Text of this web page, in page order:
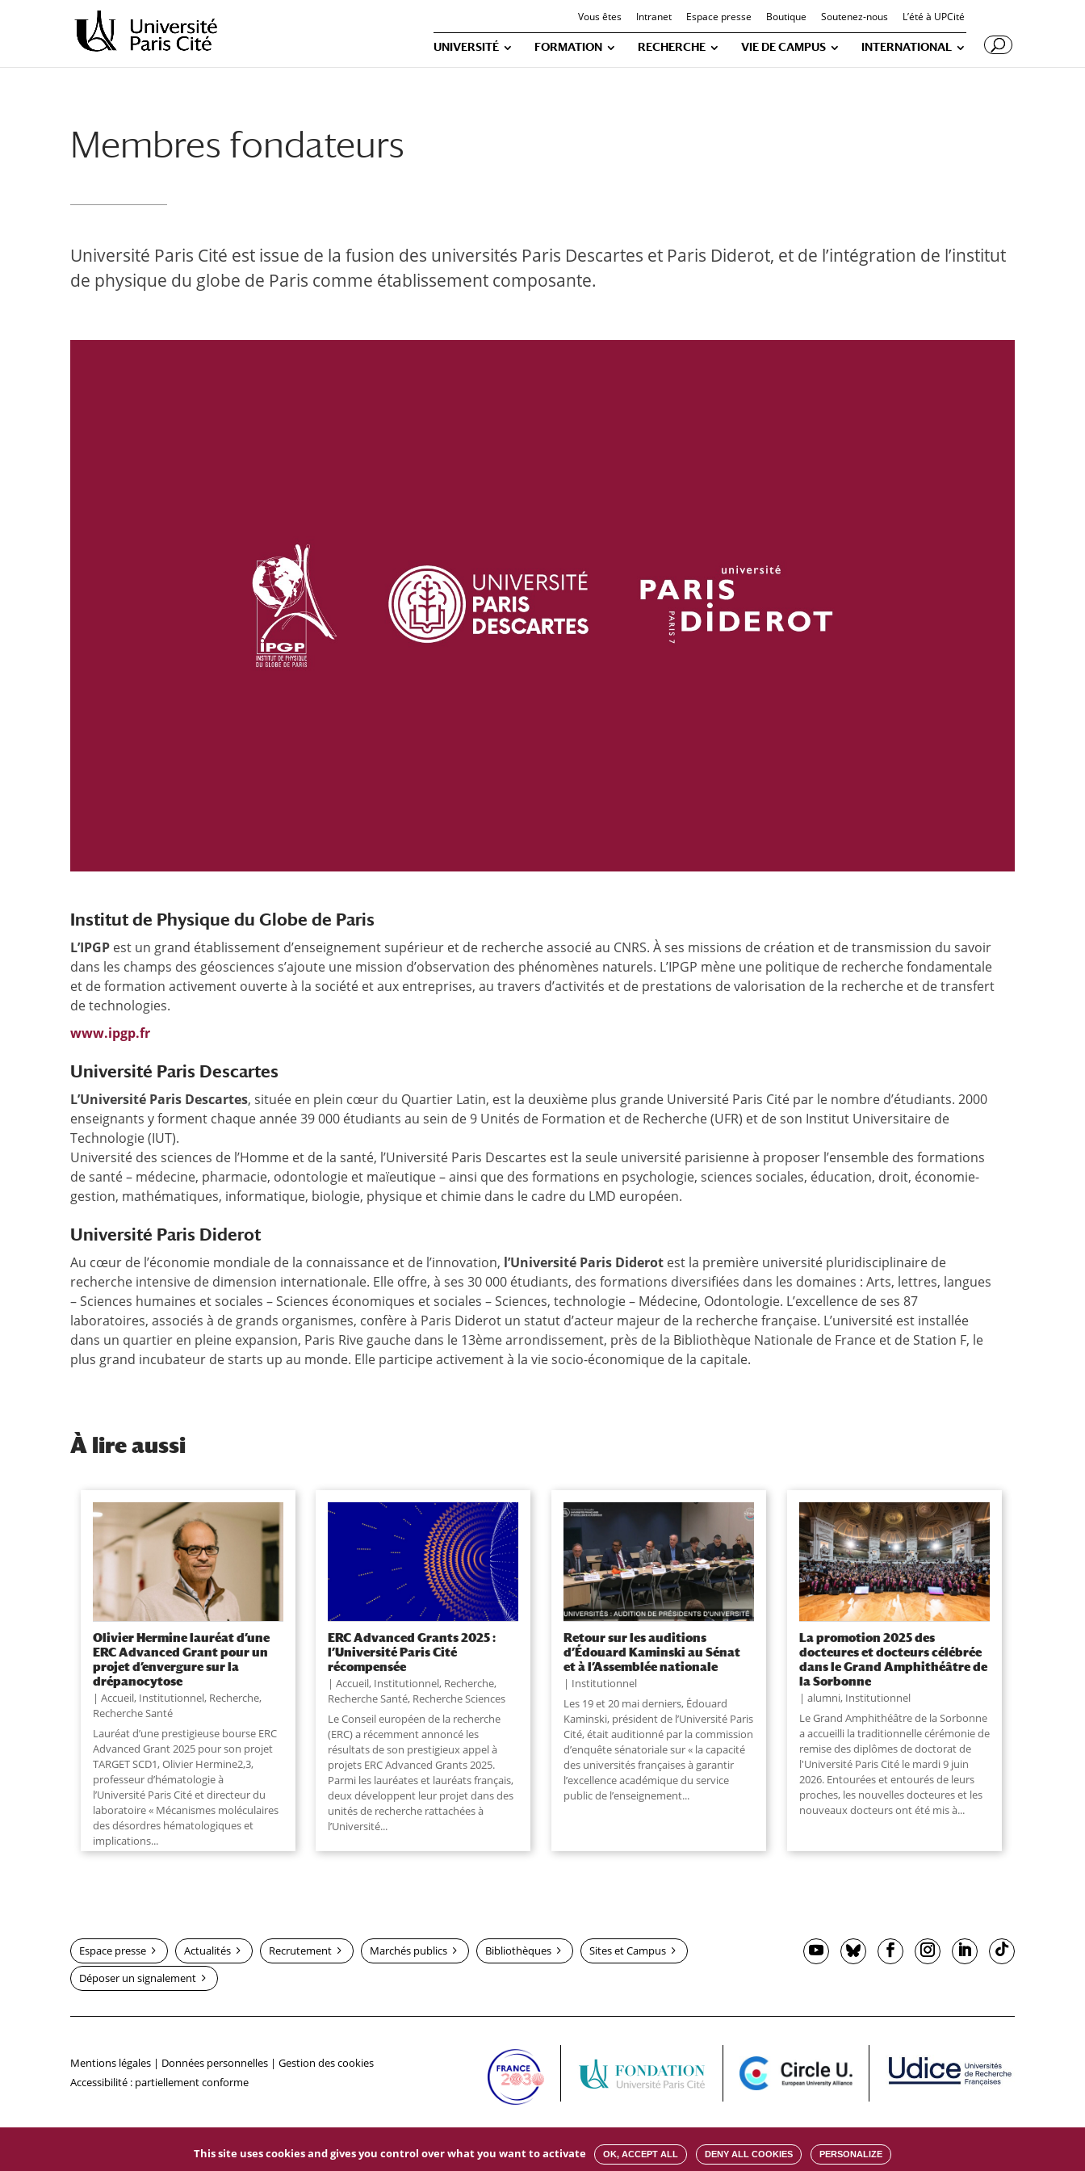
principal
navigation
Vous êtes Intranet Espace presse Boutique Soutenez-nous L’été à UPCité
UNIVERSITÉ FORMATION RECHERCHE VIE DE CAMPUS INTERNATIONAL
Membres fondateurs
Université Paris Cité est issue de la fusion des universités Paris Descartes et Paris Diderot, et de l’intégration de l’institut
de physique du globe de Paris comme établissement composante.
Institut de Physique du Globe de Paris
L’IPGP est un grand établissement d’enseignement supérieur et de recherche associé au CNRS. À ses missions de création et de transmission du savoir
dans les champs des géosciences s’ajoute une mission d’observation des phénomènes naturels. L’IPGP mène une politique de recherche fondamentale
et de formation activement ouverte à la société et aux entreprises, au travers d’activités et de prestations de valorisation de la recherche et de transfert
de technologies.
www.ipgp.fr
Université Paris Descartes
L’Université Paris Descartes, située en plein cœur du Quartier Latin, est la deuxième plus grande Université Paris Cité par le nombre d’étudiants. 2000
enseignants y forment chaque année 39 000 étudiants au sein de 9 Unités de Formation et de Recherche (UFR) et de son Institut Universitaire de
Technologie (IUT).
Université des sciences de l’Homme et de la santé, l’Université Paris Descartes est la seule université parisienne à proposer l’ensemble des formations
de santé – médecine, pharmacie, odontologie et maïeutique – ainsi que des formations en psychologie, sciences sociales, éducation, droit, économie-
gestion, mathématiques, informatique, biologie, physique et chimie dans le cadre du LMD européen.
Université Paris Diderot
Au cœur de l’économie mondiale de la connaissance et de l’innovation, l’Université Paris Diderot est la première université pluridisciplinaire de
recherche intensive de dimension internationale. Elle offre, à ses 30 000 étudiants, des formations diversifiées dans les domaines : Arts, lettres, langues
– Sciences humaines et sociales – Sciences économiques et sociales – Sciences, technologie – Médecine, Odontologie. L’excellence de ses 87
laboratoires, associés à de grands organismes, confère à Paris Diderot un statut d’acteur majeur de la recherche française. L’université est installée
dans un quartier en pleine expansion, Paris Rive gauche dans le 13ème arrondissement, près de la Bibliothèque Nationale de France et de Station F, le
plus grand incubateur de starts up au monde. Elle participe activement à la vie socio-économique de la capitale.
À lire aussi
Olivier Hermine lauréat d’une
ERC Advanced Grant pour un
projet d’envergure sur la
drépanocytose
Accueil, Institutionnel, Recherche,
Recherche Santé
Lauréat d’une prestigieuse bourse ERC
Advanced Grant 2025 pour son projet
TARGET SCD1, Olivier Hermine2,3,
professeur d’hématologie à
l’Université Paris Cité et directeur du
laboratoire « Mécanismes moléculaires
des désordres hématologiques et
implications...
ERC Advanced Grants 2025 :
l’Université Paris Cité
récompensée
Accueil, Institutionnel, Recherche,
Recherche Santé, Recherche Sciences
Le Conseil européen de la recherche
(ERC) a récemment annoncé les
résultats de son prestigieux appel à
projets ERC Advanced Grants 2025.
Parmi les lauréates et lauréats français,
deux développent leur projet dans des
unités de recherche rattachées à
l’Université...
Retour sur les auditions
d’Édouard Kaminski au Sénat
et à l’Assemblée nationale
Institutionnel
Les 19 et 20 mai derniers, Édouard
Kaminski, président de l’Université Paris
Cité, était auditionné par la commission
d’enquête sénatoriale sur « la capacité
des universités françaises à garantir
l’excellence académique du service
public de l’enseignement...
La promotion 2025 des
docteures et docteurs célébrée
dans le Grand Amphithéâtre de
la Sorbonne
alumni, Institutionnel
Le Grand Amphithéâtre de la Sorbonne
a accueilli la traditionnelle cérémonie de
remise des diplômes de doctorat de
l'Université Paris Cité le mardi 9 juin
2026. Entourées et entourés de leurs
proches, les nouvelles docteures et les
nouveaux docteurs ont été mis à...
Espace presse Actualités Recrutement Marchés publics Bibliothèques
Sites et Campus
Déposer un signalement
Mentions légales | Données personnelles | Gestion des cookies
Accessibilité : partiellement conforme
This site uses cookies and gives you control over what you want to activate OK, ACCEPT ALL DENY ALL COOKIES PERSONALIZE